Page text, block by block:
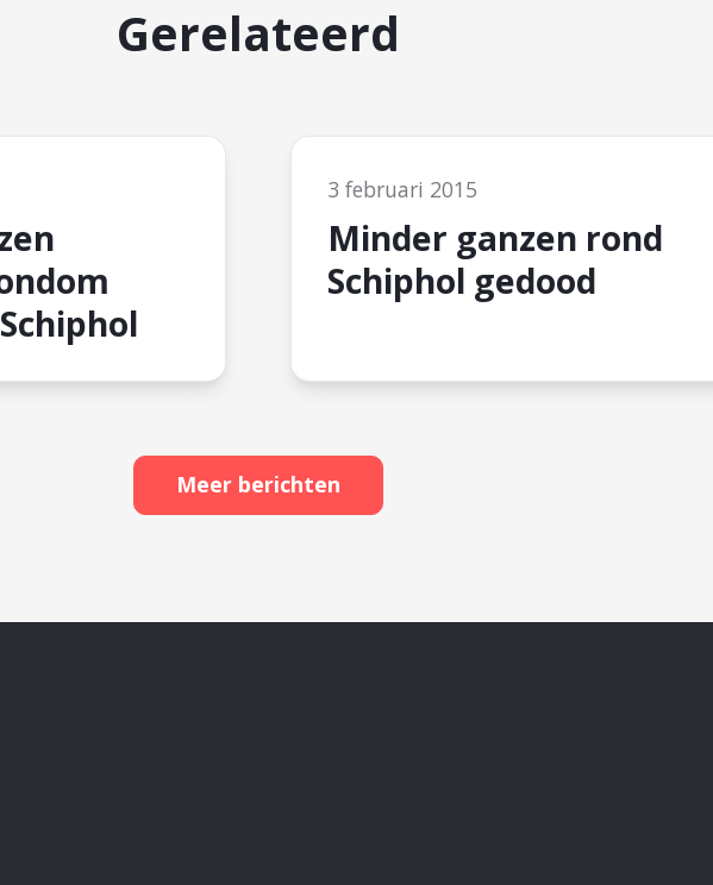
Gerelateerd
3 februari 2015
Minder ganzen rond
Schiphol gedood
Meer berichten